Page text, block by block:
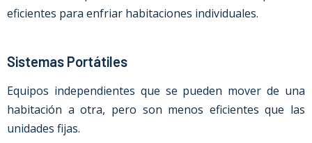
eficientes para enfriar habitaciones individuales.
Sistemas Portátiles
Equipos independientes que se pueden mover de una
habitación a otra, pero son menos eficientes que las
unidades fijas.